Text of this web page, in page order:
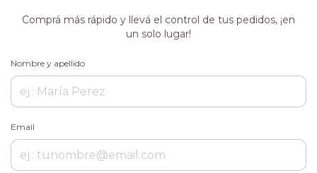
Comprá más rápido y llevá el control de tus pedidos, ¡en
un solo lugar!
Nombre y apellido
Email